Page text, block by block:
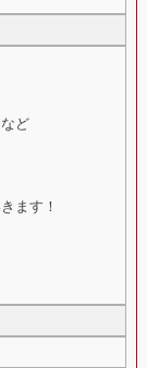
ど
ます！